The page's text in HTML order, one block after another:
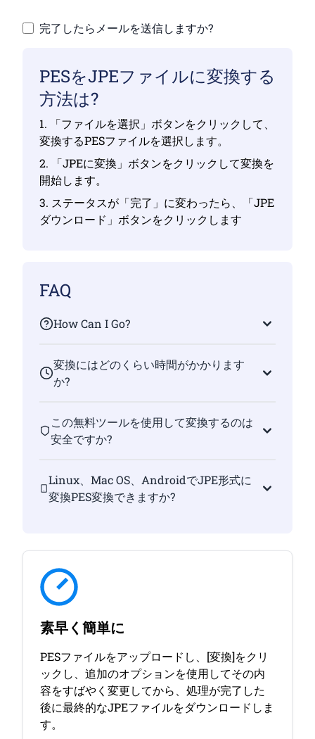
完了したらメールを送信しますか?
PESをJPEファイルに変換する
方法は?
1. 「ファイルを選択」ボタンをクリックして、
変換するPESファイルを選択します。
2. 「JPEに変換」ボタンをクリックして変換を
開始します。
3. ステータスが「完了」に変わったら、「JPE
ダウンロード」ボタンをクリックします
FAQ
How Can I Go?
変換にはどのくらい時間がかかります
か?
この無料ツールを使用して変換するのは
安全ですか?
Linux、Mac OS、AndroidでJPE形式に
変換PES変換できますか?
素早く簡単に
PESファイルをアップロードし、[変換]をクリ
ックし、追加のオプションを使用してその内
容をすばやく変更してから、処理が完了した
後に最終的なJPEファイルをダウンロードしま
す。